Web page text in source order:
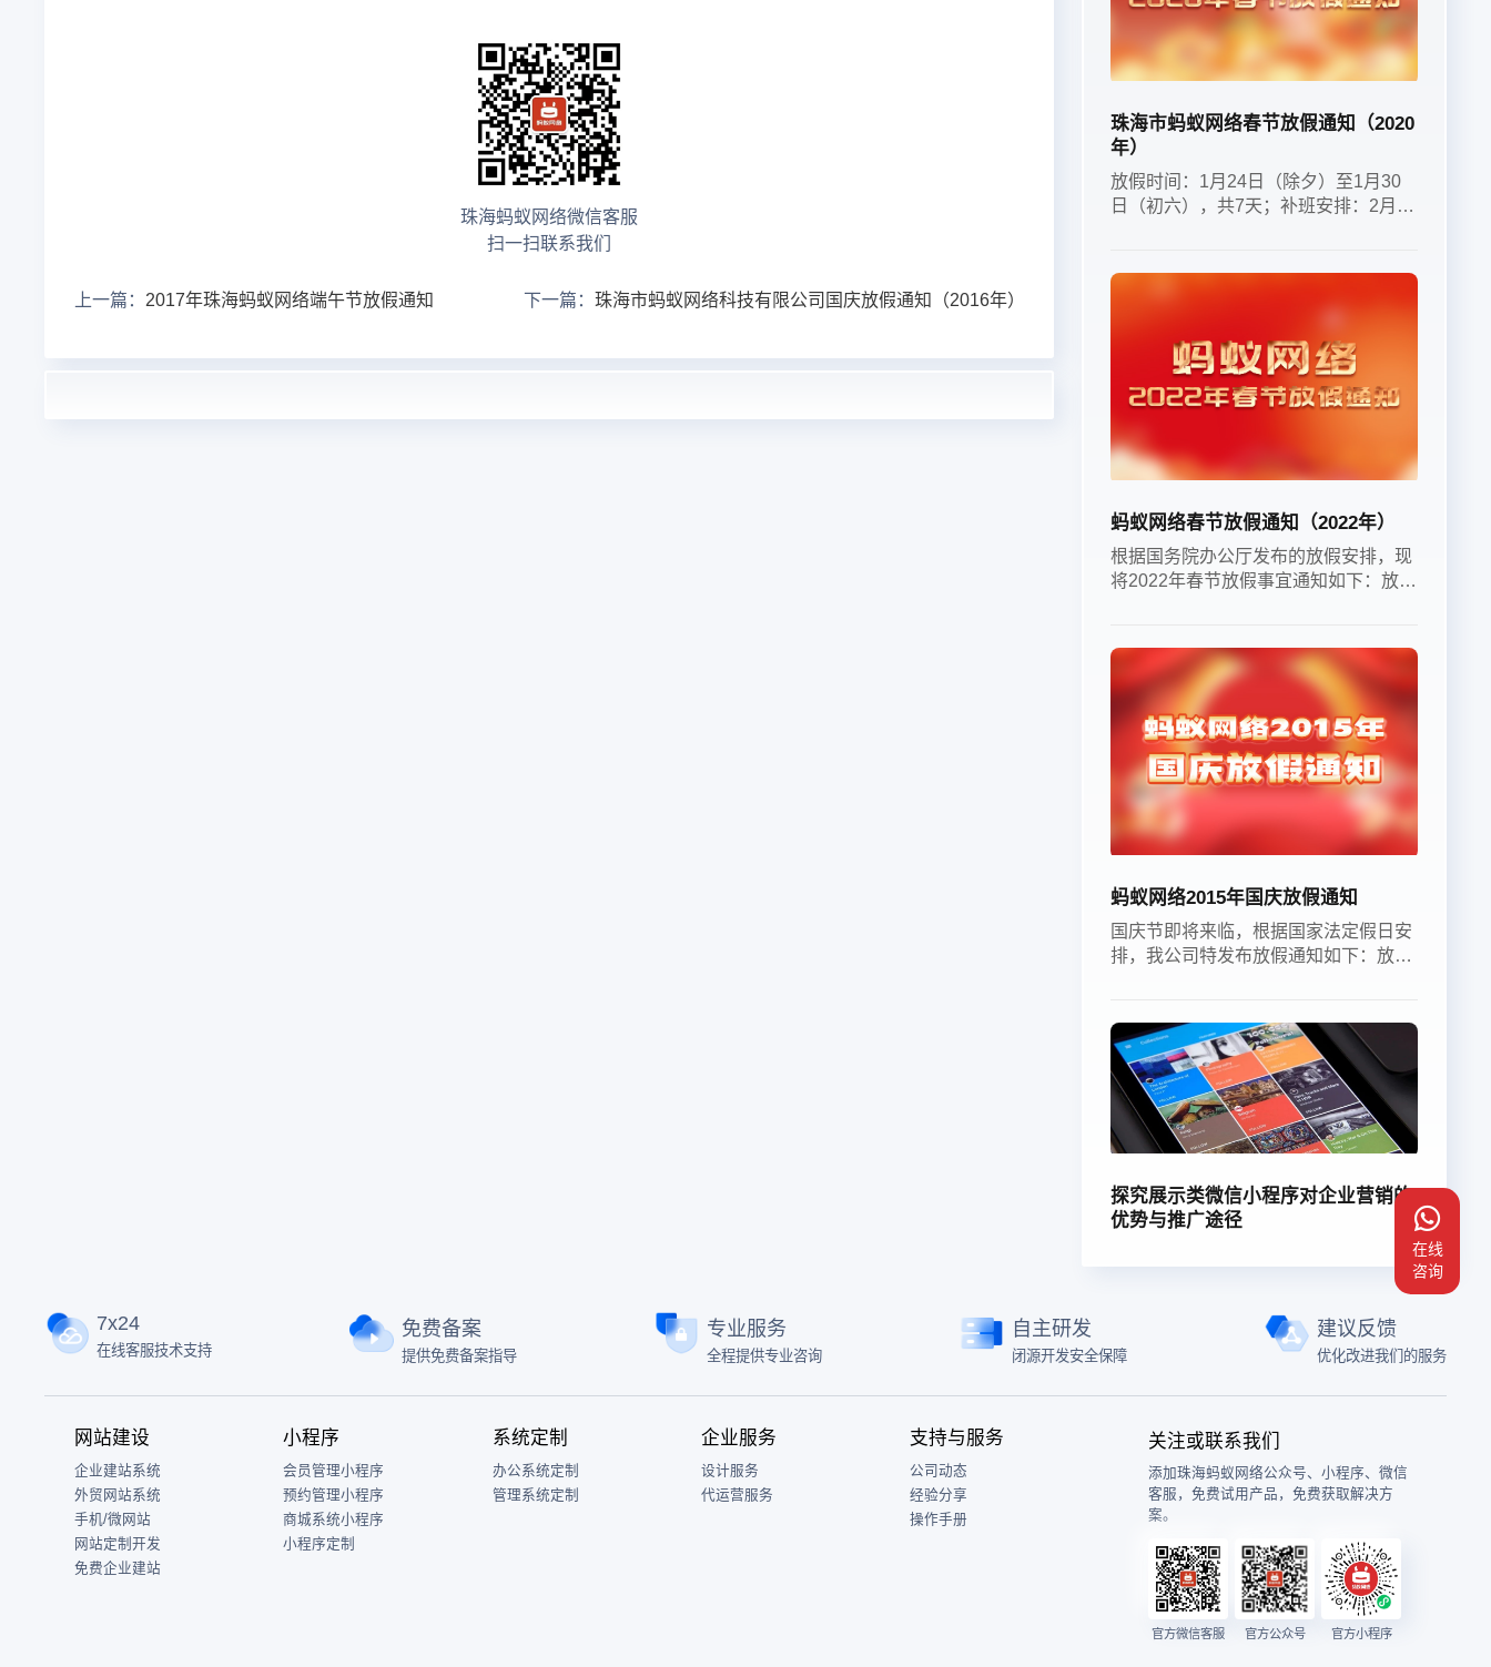
珠海蚂蚁网络微信客服
扫一扫联系我们
上一篇： 2017年珠海蚂蚁网络端午节放假通知 下一篇： 珠海市蚂蚁网络科技有限公司国庆放假通知（2016年）
珠海市蚂蚁网络春节放假通知（2020
年）
放假时间：1月24日（除夕）至1月30
日（初六），共7天；补班安排：2月1
蚂蚁网络春节放假通知（2022年）
根据国务院办公厅发布的放假安排，现
将2022年春节放假事宜通知如下：放假
蚂蚁网络2015年国庆放假通知
国庆节即将来临，根据国家法定假日安
排，我公司特发布放假通知如下：放假
10月8日（星期四）正常上班。
探究展示类微信小程序对企业营销的
优势与推广途径
7x24
在线客服技术支持
免费备案
提供免费备案指导
专业服务
全程提供专业咨询
自主研发
闭源开发安全保障
建议反馈
优化改进我们的服务
网站建设
企业建站系统
外贸网站系统
手机/微网站
网站定制开发
免费企业建站
小程序
会员管理小程序
预约管理小程序
商城系统小程序
小程序定制
系统定制
办公系统定制
管理系统定制
企业服务
设计服务
代运营服务
支持与服务
公司动态
经验分享
操作手册
关注或联系我们
添加珠海蚂蚁网络公众号、小程序、微信
客服，免费试用产品，免费获取解决方
案。
官方微信客服 官方公众号 官方小程序
在线
咨询